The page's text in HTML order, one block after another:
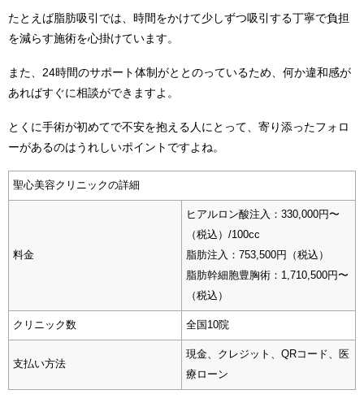
たとえば脂肪吸引では、時間をかけて少しずつ吸引する丁寧で負担
を減らす施術を心掛けています。
また、24時間のサポート体制がととのっているため、何か違和感が
あればすぐに相談ができますよ。
とくに手術が初めてで不安を抱える人にとって、寄り添ったフォロ
ーがあるのはうれしいポイントですよね。
聖心美容クリニックの詳細
料金
ヒアルロン酸注入：330,000円〜
（税込）/100cc
脂肪注入：753,500円（税込）
脂肪幹細胞豊胸術：1,710,500円〜
（税込）
クリニック数 全国10院
支払い方法
現金、クレジット、QRコード、医
療ローン